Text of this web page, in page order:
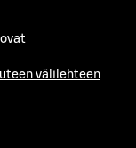
välilehteen